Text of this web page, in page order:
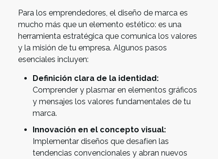
Para los emprendedores, el diseño de marca es
mucho más que un elemento estético: es una
herramienta estratégica que comunica los valores
y la misión de tu empresa. Algunos pasos
esenciales incluyen:
Definición clara de la identidad:
Comprender y plasmar en elementos gráficos
y mensajes los valores fundamentales de tu
marca.
Innovación en el concepto visual:
Implementar diseños que desafíen las
tendencias convencionales y abran nuevos